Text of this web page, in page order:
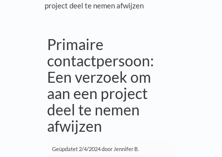
project deel te nemen afwijzen
Primaire
contactpersoon:
Een verzoek om
aan een project
deel te nemen
afwijzen
Geüpdatet 2/4/2024door Jennifer B.